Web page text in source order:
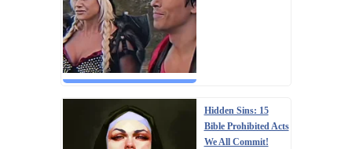
Hidden Sins: 15
Bible Prohibited Acts
We All Commit!